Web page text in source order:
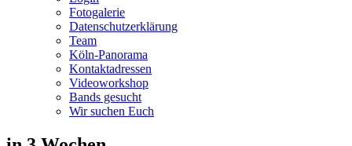
Fotogalerie
Datenschutzerklärung
Team
Köln-Panorama
Kontaktadressen
Videoworkshop
Bands gesucht
Wir suchen Euch